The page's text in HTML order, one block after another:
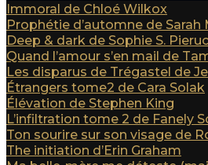
Immoral de Chloé Wilkox
Prophétie d’automne de Sarah
Deep & dark de Sophie S.
Quand l’amour s’en mail de
Les disparus de Trégastel de
Étrangers tome2 de Cara Solak
Élévation de Stephen King
L’infiltration tome 2 de Fanely
Ton sourire sur son visage de
The initiation d’Erin Graham